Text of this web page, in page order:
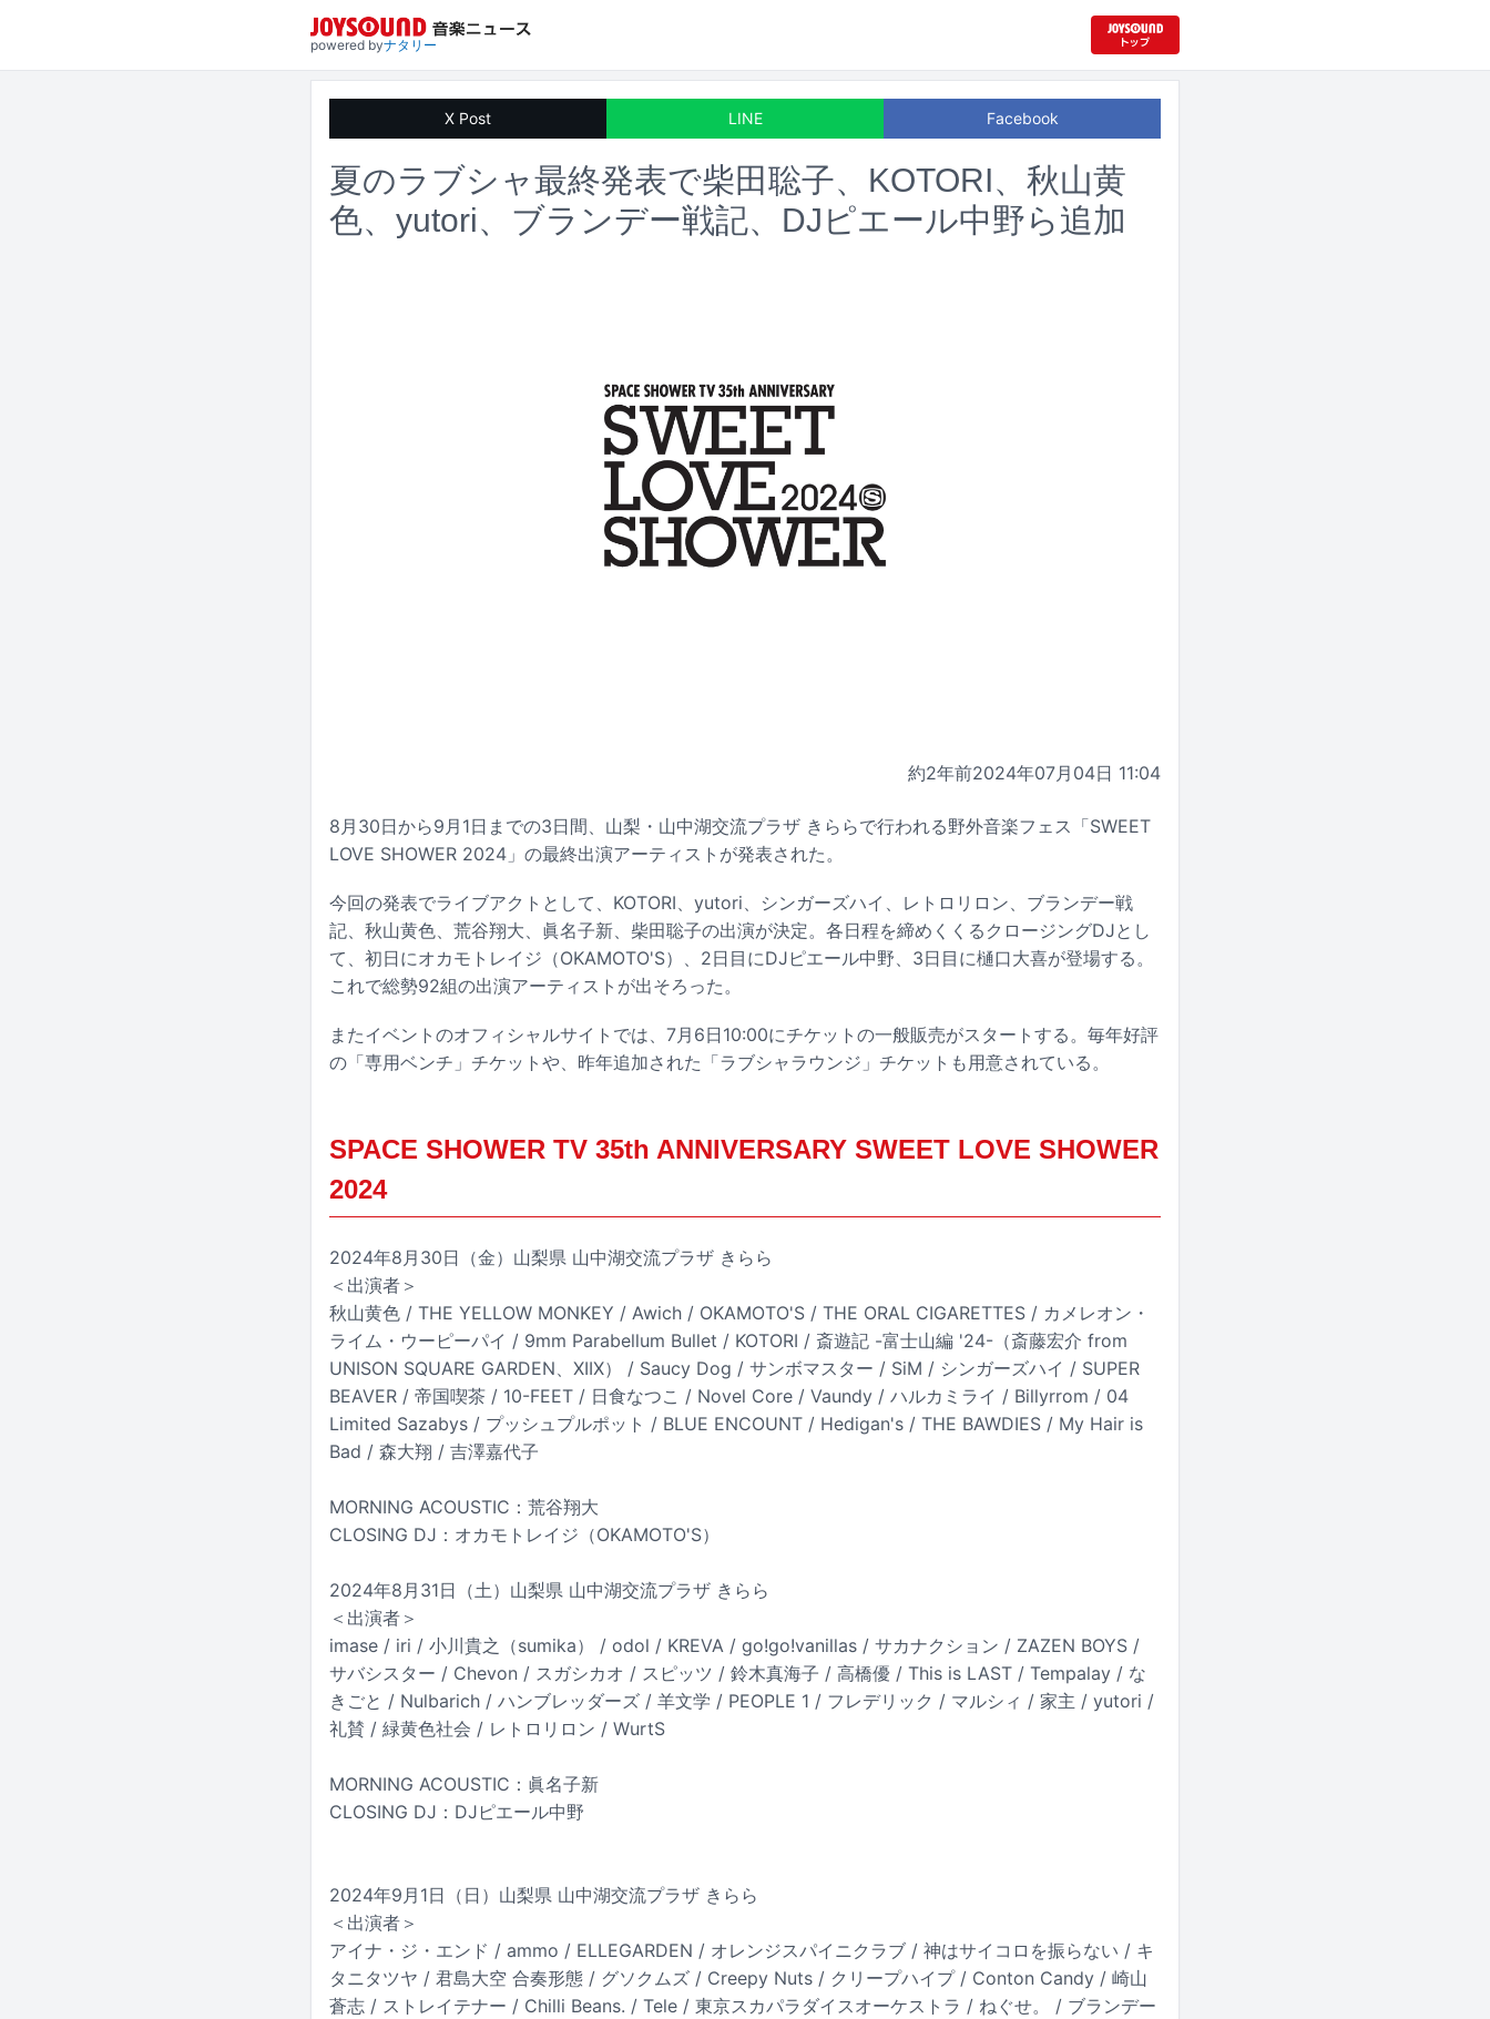
powered byナタリー
X Post LINE Facebook
夏のラブシャ最終発表で柴田聡子、KOTORI、秋山黄
色、yutori、ブランデー戦記、DJピエール中野ら追加
約2年前2024年07月04日 11:04
8月30日から9月1日までの3日間、山梨・山中湖交流プラザ きららで行われる野外音楽フェス「SWEET
LOVE SHOWER 2024」の最終出演アーティストが発表された。
今回の発表でライブアクトとして、KOTORI、yutori、シンガーズハイ、レトロリロン、ブランデー戦
記、秋山黄色、荒谷翔大、眞名子新、柴田聡子の出演が決定。各日程を締めくくるクロージングDJとし
て、初日にオカモトレイジ（OKAMOTO'S）、2日目にDJピエール中野、3日目に樋口大喜が登場する。
これで総勢92組の出演アーティストが出そろった。
またイベントのオフィシャルサイトでは、7月6日10:00にチケットの一般販売がスタートする。毎年好評
の「専用ベンチ」チケットや、昨年追加された「ラブシャラウンジ」チケットも用意されている。
SPACE SHOWER TV 35th ANNIVERSARY SWEET LOVE SHOWER
2024
2024年8月30日（金）山梨県 山中湖交流プラザ きらら
＜出演者＞
秋山黄色 / THE YELLOW MONKEY / Awich / OKAMOTO'S / THE ORAL CIGARETTES / カメレオン・
ライム・ウーピーパイ / 9mm Parabellum Bullet / KOTORI / 斎遊記 -富士山編 '24-（斎藤宏介 from
UNISON SQUARE GARDEN、XIIX） / Saucy Dog / サンボマスター / SiM / シンガーズハイ / SUPER
BEAVER / 帝国喫茶 / 10-FEET / 日食なつこ / Novel Core / Vaundy / ハルカミライ / Billyrrom / 04
Limited Sazabys / プッシュプルポット / BLUE ENCOUNT / Hedigan's / THE BAWDIES / My Hair is
Bad / 森大翔 / 吉澤嘉代子
MORNING ACOUSTIC：荒谷翔大
CLOSING DJ：オカモトレイジ（OKAMOTO'S）
2024年8月31日（土）山梨県 山中湖交流プラザ きらら
＜出演者＞
imase / iri / 小川貴之（sumika） / odol / KREVA / go!go!vanillas / サカナクション / ZAZEN BOYS /
サバシスター / Chevon / スガシカオ / スピッツ / 鈴木真海子 / 高橋優 / This is LAST / Tempalay / な
きごと / Nulbarich / ハンブレッダーズ / 羊文学 / PEOPLE 1 / フレデリック / マルシィ / 家主 / yutori /
礼賛 / 緑黄色社会 / レトロリロン / WurtS
MORNING ACOUSTIC：眞名子新
CLOSING DJ：DJピエール中野
2024年9月1日（日）山梨県 山中湖交流プラザ きらら
＜出演者＞
アイナ・ジ・エンド / ammo / ELLEGARDEN / オレンジスパイニクラブ / 神はサイコロを振らない / キ
タニタツヤ / 君島大空 合奏形態 / グソクムズ / Creepy Nuts / クリープハイプ / Conton Candy / 崎山
蒼志 / ストレイテナー / Chilli Beans. / Tele / 東京スカパラダイスオーケストラ / ねぐせ。 / ブランデー